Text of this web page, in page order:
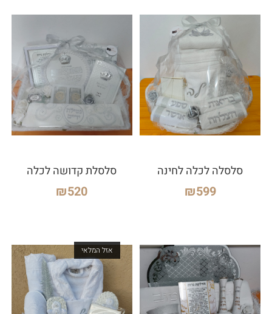
סלסלה לכלה לחינה
₪599
סלסלת קדושה לכלה
₪520
אזל המלאי